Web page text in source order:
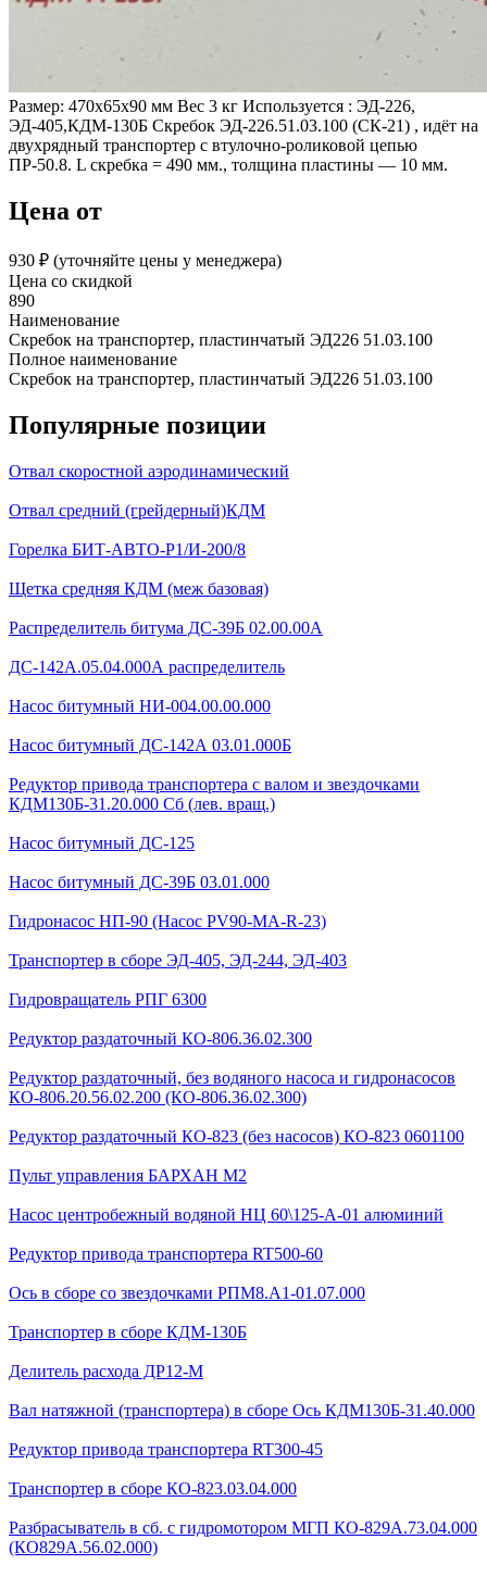
Размер: 470х65х90 мм Вес 3 кг Используется : ЭД-226,
ЭД-405,КДМ-130Б Скребок ЭД-226.51.03.100 (СК-21) , идёт на
двухрядный транспортер с втулочно-роликовой цепью
ПР-50.8. L скребка = 490 мм., толщина пластины — 10 мм.
Цена от
930 ₽︁ (уточняйте цены у менеджера)
Цена со скидкой
890
Наименование
Скребок на транспортер, пластинчатый ЭД226 51.03.100
Полное наименование
Скребок на транспортер, пластинчатый ЭД226 51.03.100
Популярные позиции
Отвал скоростной аэродинамический
Отвал средний (грейдерный)КДМ
Горелка БИТ-АВТО-Р1/И-200/8
Щетка средняя КДМ (меж базовая)
Распределитель битума ДС-39Б 02.00.00А
ДС-142А.05.04.000А распределитель
Насос битумный НИ-004.00.00.000
Насос битумный ДС-142А 03.01.000Б
Редуктор привода транспортера с валом и звездочками
КДМ130Б-31.20.000 Сб (лев. вращ.)
Насос битумный ДС-125
Насос битумный ДС-39Б 03.01.000
Гидронасос НП-90 (Насос PV90-MA-R-23)
Транспортер в сборе ЭД-405, ЭД-244, ЭД-403
Гидровращатель РПГ 6300
Редуктор раздаточный КО-806.36.02.300
Редуктор раздаточный, без водяного насоса и гидронасосов
КО-806.20.56.02.200 (КО-806.36.02.300)
Редуктор раздаточный КО-823 (без насосов) КО-823 0601100
Пульт управления БАРХАН М2
Насос центробежный водяной НЦ 60\125-А-01 алюминий
Редуктор привода транспортера RT500-60
Ось в сборе со звездочками РПМ8.А1-01.07.000
Транспортер в сборе КДМ-130Б
Делитель расхода ДР12-М
Вал натяжной (транспортера) в сборе Ось КДМ130Б-31.40.000
Редуктор привода транспортера RT300-45
Транспортер в сборе КО-823.03.04.000
Разбрасыватель в сб. с гидромотором МГП КО-829А.73.04.000
(КО829А.56.02.000)